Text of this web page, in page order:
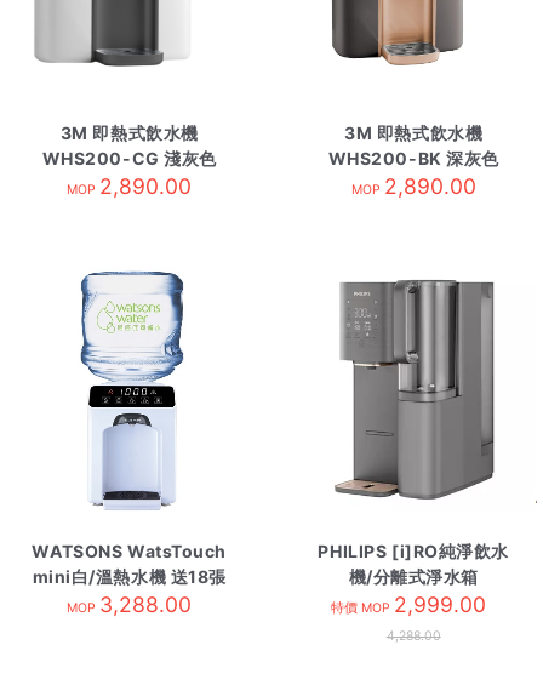
3M 即熱式飲水機
WHS200-CG 淺灰色
MOP 2,890.00
3M 即熱式飲水機
WHS200-BK 深灰色
MOP 2,890.00
WATSONS WatsTouch
mini白/溫熱水機 送18張
水券/需訂貨
MOP 3,288.00
PHILIPS [i]RO純淨飲水
機/分離式淨水箱
ADD6920GY 灰色
特價 MOP 2,999.00
4,288.00